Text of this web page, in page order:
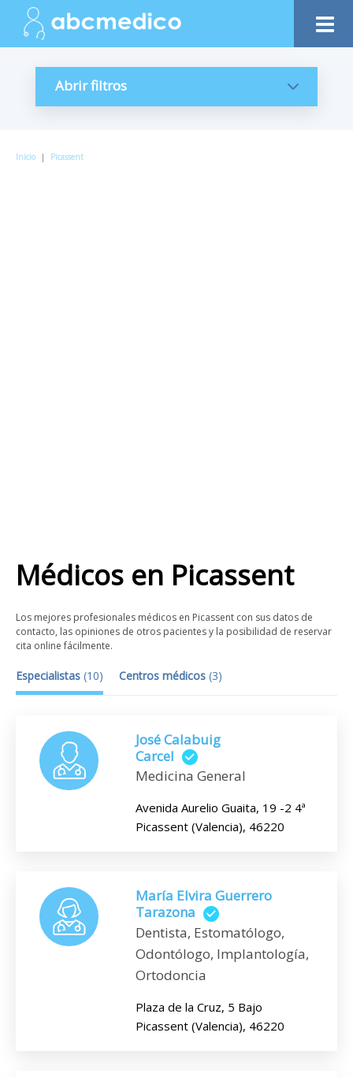
Abrir filtros
Inicio | Picassent
Médicos en Picassent
Los mejores profesionales médicos en Picassent con sus datos de
contacto, las opiniones de otros pacientes y la posibilidad de reservar
cita online fácilmente.
Especialistas (10) Centros médicos (3)
José Calabuig
Carcel
Medicina General
Avenida Aurelio Guaita, 19 -2 4ª
Picassent (Valencia), 46220
María Elvira Guerrero
Tarazona
Dentista, Estomatólogo,
Odontólogo, Implantología,
Ortodoncia
Plaza de la Cruz, 5 Bajo
Picassent (Valencia), 46220